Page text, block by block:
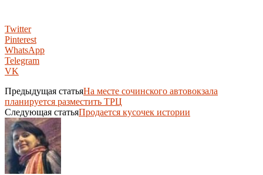
Twitter
Pinterest
WhatsApp
Telegram
VK
Предыдущая статьяНа месте сочинского автовокзала
планируется разместить ТРЦ
Следующая статьяПродается кусочек истории